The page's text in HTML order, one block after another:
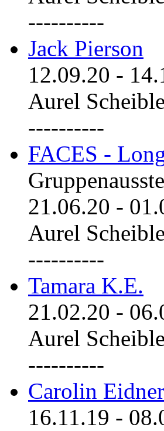
----------
Jack Pierson
12.09.20 -
Aurel
----------
FACES -
21.06.20 -
Aurel
----------
Tamara K.E.
21.02.20 -
Aurel
----------
Carolin Eidner
16.11.19 -